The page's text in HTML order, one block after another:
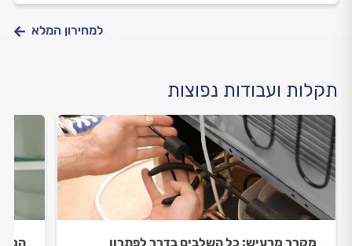
למחירון המלא
תקלות ועבודות נפוצות
מקרר מרעיש: כל השלבים בדרך לפתרון